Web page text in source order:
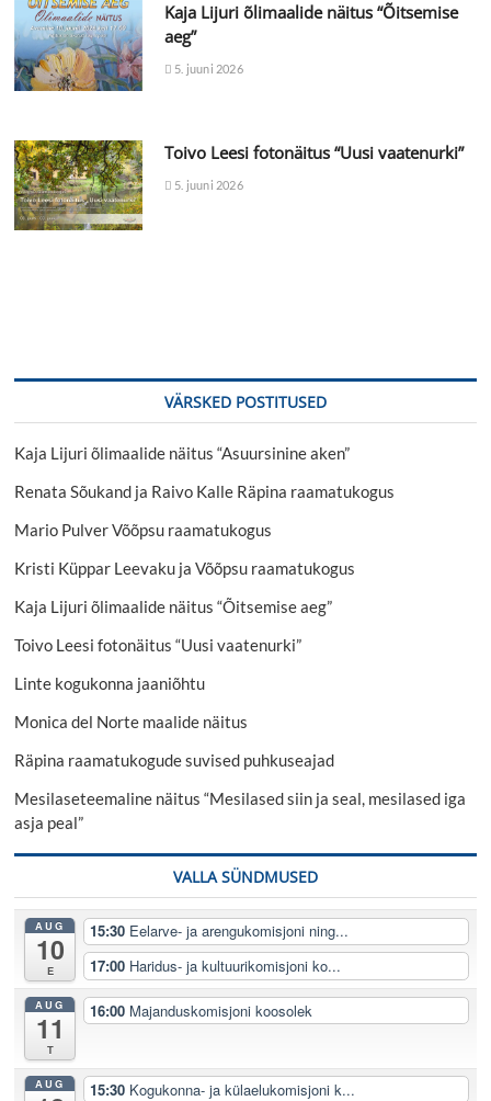
Kaja Lijuri õlimaalide näitus “Õitsemise
aeg”
5. juuni 2026
Toivo Leesi fotonäitus “Uusi vaatenurki”
5. juuni 2026
VÄRSKED POSTITUSED
Kaja Lijuri õlimaalide näitus “Asuursinine aken”
Renata Sõukand ja Raivo Kalle Räpina raamatukogus
Mario Pulver Võõpsu raamatukogus
Kristi Küppar Leevaku ja Võõpsu raamatukogus
Kaja Lijuri õlimaalide näitus “Õitsemise aeg”
Toivo Leesi fotonäitus “Uusi vaatenurki”
Linte kogukonna jaaniõhtu
Monica del Norte maalide näitus
Räpina raamatukogude suvised puhkuseajad
Mesilaseteemaline näitus “Mesilased siin ja seal, mesilased iga
asja peal”
VALLA SÜNDMUSED
AUG
10
E
15:30 Eelarve- ja arengukomisjoni ning...
17:00 Haridus- ja kultuurikomisjoni ko...
AUG
11
T
16:00 Majanduskomisjoni koosolek
AUG 15:30 Kogukonna- ja külaelukomisjoni k...